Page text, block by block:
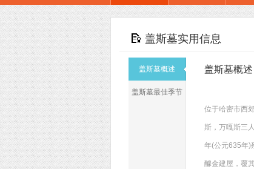
盖斯墓实用信息
盖斯墓概述
盖斯墓最佳季节
盖斯墓概述
位于哈密市西
斯，万嘎斯三
年(公元635年)
醵金建屋，覆